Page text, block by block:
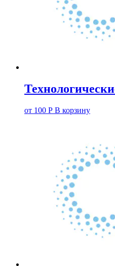
от 100 Р В корзину